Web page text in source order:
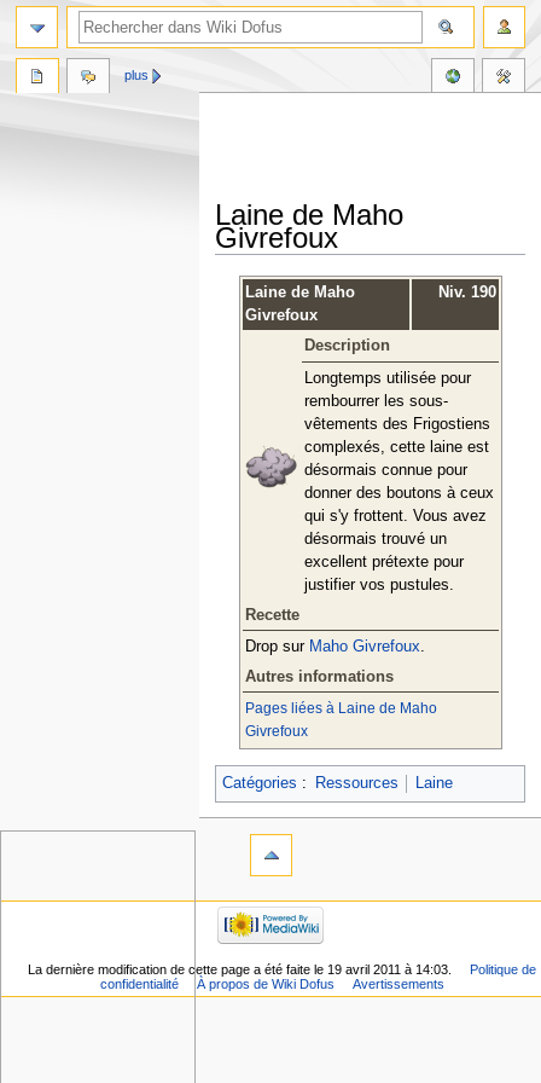
Laine de Maho
Givrefoux
Laine de Maho
Givrefoux
Niv. 190
Description
Longtemps utilisée pour
rembourrer les sous-
vêtements des Frigostiens
complexés, cette laine est
désormais connue pour
donner des boutons à ceux
qui s'y frottent. Vous avez
désormais trouvé un
excellent prétexte pour
justifier vos pustules.
Recette
Drop sur Maho Givrefoux.
Autres informations
Pages liées à Laine de Maho
Givrefoux
Catégories : Ressources Laine
plus
La dernière modification de cette page a été faite le 19 avril 2011 à 14:03.
Politique de
confidentialité
À propos de Wiki Dofus Avertissements